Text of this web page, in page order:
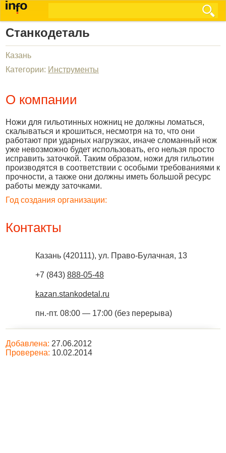
Станкодеталь
Казань
Категории: Инструменты
О компании
Ножи для гильотинных ножниц не должны ломаться,
скалываться и крошиться, несмотря на то, что они
работают при ударных нагрузках, иначе сломанный нож
уже невозможно будет использовать, его нельзя просто
исправить заточкой. Таким образом, ножи для гильотин
производятся в соответствии с особыми требованиями к
прочности, а также они должны иметь большой ресурс
работы между заточками.
Год создания организации:
Контакты
Казань (420111), ул. Право-Булачная, 13
+7 (843) 888-05-48
kazan.stankodetal.ru
пн.-пт. 08:00 — 17:00 (без перерыва)
Добавлена: 27.06.2012
Проверена: 10.02.2014